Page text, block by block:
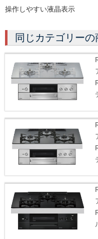
操作しやすい液晶表示
同じカテゴリーの